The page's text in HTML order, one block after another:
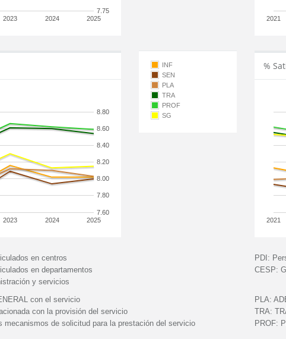
2023 2024 2025
7.75
2021
2023 2024 2025
7.60
7.80
8.00
8.20
8.40
8.60
8.80
INF
SEN
PLA
TRA
PROF
SG
%
2021
en centros
en departamentos
y servicios
PDI:
CESP:
con el servicio
con la provisión del servicio
mecanismos de solicitud para la prestación del servicio
PLA:
TRA:
PROF: